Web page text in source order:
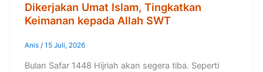
Dikerjakan Umat Islam, Tingkatkan
Keimanan kepada Allah SWT
Anis / 15 Juli, 2026
Bulan Safar 1448 Hijriah akan segera tiba. Seperti